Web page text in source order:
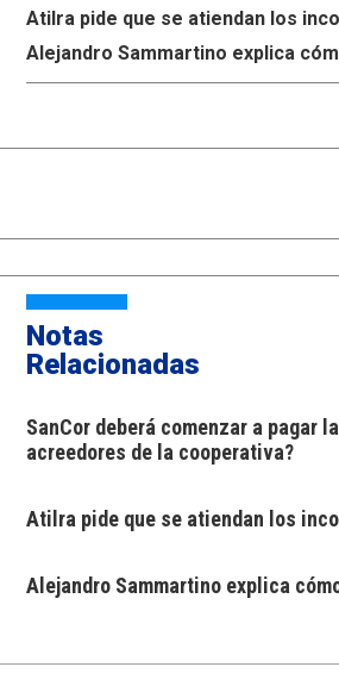
Atilra pide que se atiendan los
Alejandro Sammartino explica
Notas
Relacionadas
SanCor deberá comenzar a pagar
acreedores de la cooperativa?
Atilra pide que se atiendan los
Alejandro Sammartino explica